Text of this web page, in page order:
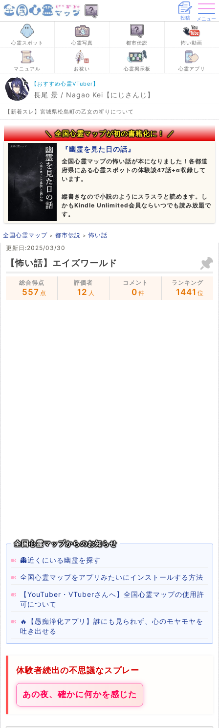
投稿 メニュー
心霊スポット 心霊写真 都市伝説 怖い動画
マニュアル お祓い 心霊掲示板 心霊アプリ
【おすすめ心霊VTuber】
長尾 景 / Nagao Kei【にじさんじ】
【新着スレ】宮城県松島町の乙女の祈りについて
＼ 全国心霊マップが初の書籍化に！ ／
『幽霊を見た日の話』
全国心霊マップの怖い話が本になりました！各都道
府県にある心霊スポットの体験談47話+α収録して
います。
縦書きなので小説のようにスラスラと読めます。し
かもKindle Unlimited会員ならいつでも読み放題で
す。
全国心霊マップ 都市伝説
怖い話
更新日:2025/03/30
【怖い話】エイズワールド
総合得点
557 点
評価者
12 人
コメント
0 件
ランキング
1441 位
全国心霊マップからのお知らせ
👻近くにいる幽霊を探す
全国心霊マップをアプリみたいにインストールする方法
【YouTuber・VTuberさんへ】全国心霊マップの使用許
可について
🔥【愚痴浄化アプリ】誰にも見られず、心のモヤモヤを
吐き出せる
体験者続出の不思議なスプレー
あの夜、確かに何かを感じた